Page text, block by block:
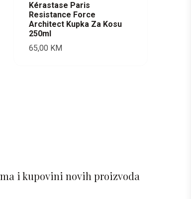
Kérastase Paris
Resistance Force
Architect Kupka Za Kosu
250ml
65,00 KM
i kupovini novih proizvoda